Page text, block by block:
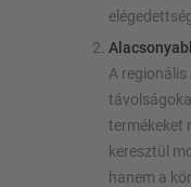
A
termékeket
keresztül
hanem a